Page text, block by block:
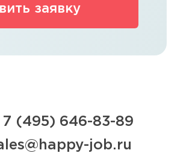
заявку
7 (495) 646-83-89
job.ru